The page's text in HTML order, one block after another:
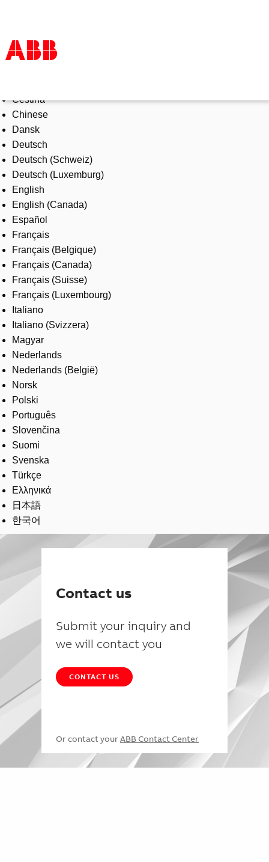
Products & Solutions
Industries
Services
About us
Where to buy
Contact us
Careers
Čeština
Chinese
Dansk
Deutsch
Deutsch (Schweiz)
Deutsch (Luxemburg)
English
English (Canada)
Español
Français
Français (Belgique)
Français (Canada)
Français (Suisse)
Français (Luxembourg)
Italiano
Italiano (Svizzera)
Magyar
Nederlands
Nederlands (België)
Norsk
Polski
Português
Slovenčina
Suomi
Svenska
Türkçe
Ελληνικά
日本語
한국어
Contact us
Submit your inquiry and
we will contact you
CONTACT US
Or contact your ABB Contact Center